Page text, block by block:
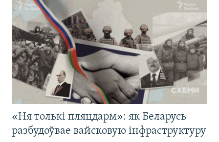
«Ня толькі пляцдарм»: як Беларусь
разбудоўвае вайсковую інфраструктуру